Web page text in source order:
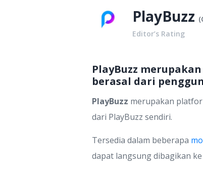
PlayBuzz (
Editor’s Rating
PlayBuzz
berasal dari
PlayBuzz merupakan
dari PlayBuzz sendiri.
Tersedia dalam beberapa
dapat langsung dibagikan